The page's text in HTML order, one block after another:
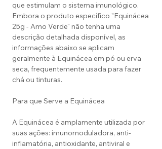
que estimulam o sistema imunológico.
Embora o produto específico "Equinácea
25g - Amo Verde" não tenha uma
descrição detalhada disponível, as
informações abaixo se aplicam
geralmente à Equinácea em pó ou erva
seca, frequentemente usada para fazer
chá ou tinturas.
Para que Serve a Equinácea
A Equinácea é amplamente utilizada por
suas ações: imunomoduladora, anti-
inflamatória, antioxidante, antiviral e